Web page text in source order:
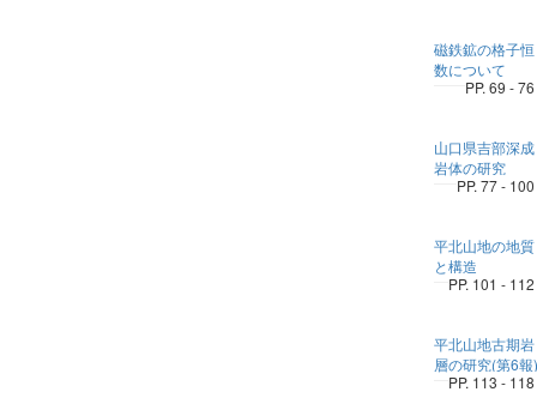
磁鉄鉱の格子恒
数について
PP. 69 - 76
山口県吉部深成
岩体の研究
PP. 77 - 100
平北山地の地質
と構造
PP. 101 - 112
平北山地古期岩
層の研究(第6報)
PP. 113 - 118